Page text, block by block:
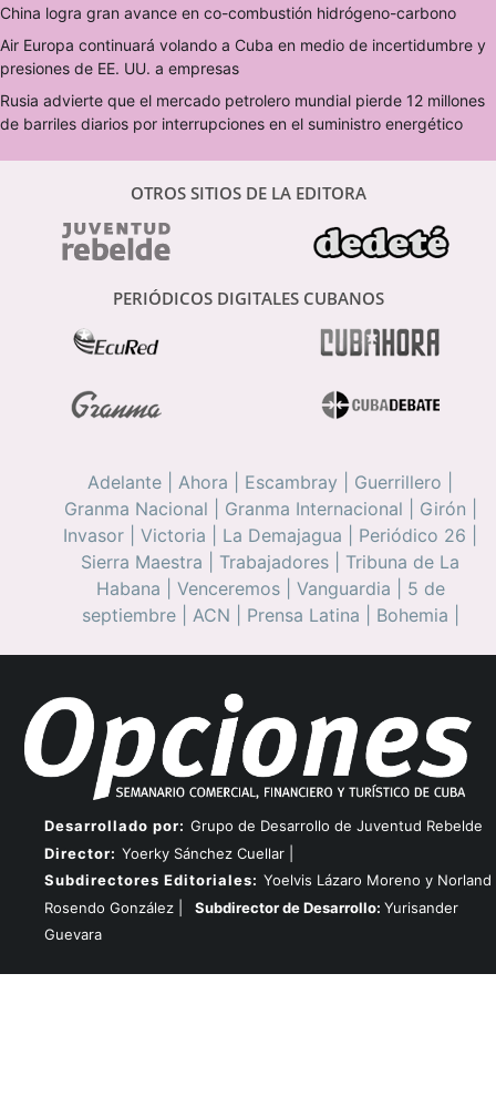
China logra gran avance en co-combustión hidrógeno-carbono
Air Europa continuará volando a Cuba en medio de incertidumbre y
presiones de EE. UU. a empresas
Rusia advierte que el mercado petrolero mundial pierde 12 millones
de barriles diarios por interrupciones en el suministro energético
OTROS SITIOS DE LA EDITORA
PERIÓDICOS DIGITALES CUBANOS
Adelante Ahora Escambray Guerrillero
Granma Nacional
Granma Internacional Girón
Invasor
Victoria La Demajagua Periódico 26
Sierra Maestra
Trabajadores
Tribuna de La
Habana
Venceremos| Vanguardia
5 de
septiembre| ACN Prensa Latina Bohemia
Desarrollado por: Grupo de Desarrollo de Juventud Rebelde
Director: Yoerky Sánchez Cuellar |
Subdirectores Editoriales: Yoelvis Lázaro Moreno y Norland
Rosendo González |
Subdirector de Desarrollo: Yurisander
Guevara